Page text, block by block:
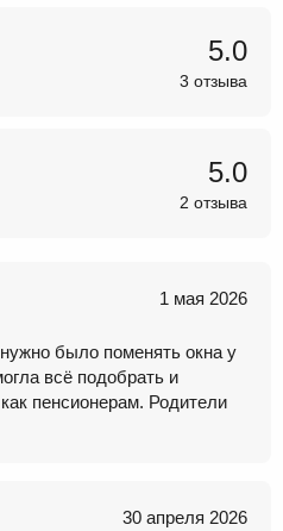
5.0
3 отзыва
5.0
2 отзыва
1 мая 2026
было поменять окна у
всё подобрать и
пенсионерам. Родители
30 апреля 2026